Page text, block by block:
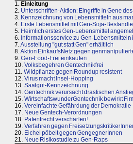
1. Einleitung
2. Unterschriften-Aktion: Eingriffe in Gene
3. Kennzeichnung von Lebensmitteln aus
4. Erste Lebensmittel mit Gen-Soja-
5. Heimlich erstes Gen-Lebensmittel
6. Informationsservice zu Gen-Lebensmitteln
7.Ausstellung "gut statt Gen" erhältlich
8.Aktion EinkaufsNetz gegen
9. Gen-Food-Frei einkaufen
10. Volksbegehren Gentechnikfrei
11. Wildpflanze gegen Roundup resistent
12. Virus macht Insel-Hopping
13. Saatgut-Kennzeichnung
14. Gentechnik verursacht drastischen
15. WirtschaftswunderGentechnik bewirkt
16. Vereinfachte Gefährdung der Demokratie
17. Neue Gentech-Verordnungen
18. Patentrecht verschärfen!
19. Verfahren gegen
20. Eichel pöbelt gegen GengegnerInnen
21. Neue Risikostudie zu Gen-Raps